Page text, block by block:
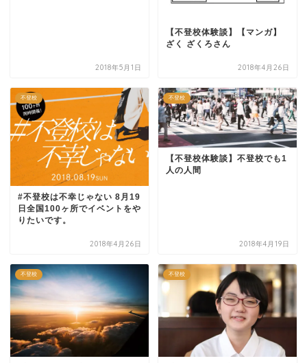
2018年5月1日
【不登校体験談】【マンガ】
ざく ざくろさん
2018年4月26日
不登校
#不登校は不幸じゃない 8月19
日全国100ヶ所でイベントをや
りたいです。
2018年4月26日
不登校
【不登校体験談】不登校でも1
人の人間
2018年4月19日
不登校 不登校